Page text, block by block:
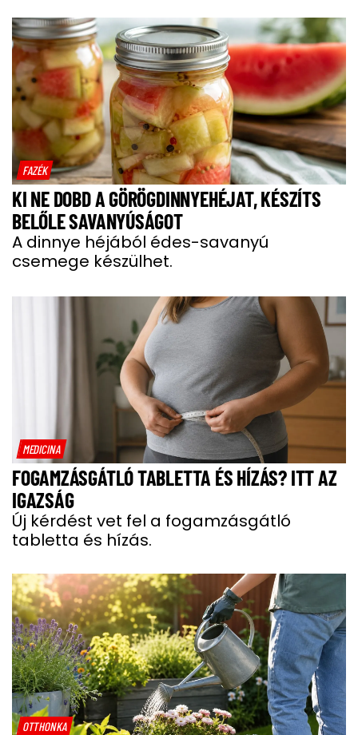
FAZÉK
KI NE DOBD A GÖRÖGDINNYEHÉJAT, KÉSZÍTS
BELŐLE SAVANYÚSÁGOT
A dinnye héjából édes-savanyú
csemege készülhet.
MEDICINA
FOGAMZÁSGÁTLÓ TABLETTA ÉS HÍZÁS? ITT AZ
IGAZSÁG
Új kérdést vet fel a fogamzásgátló
tabletta és hízás.
OTTHONKA